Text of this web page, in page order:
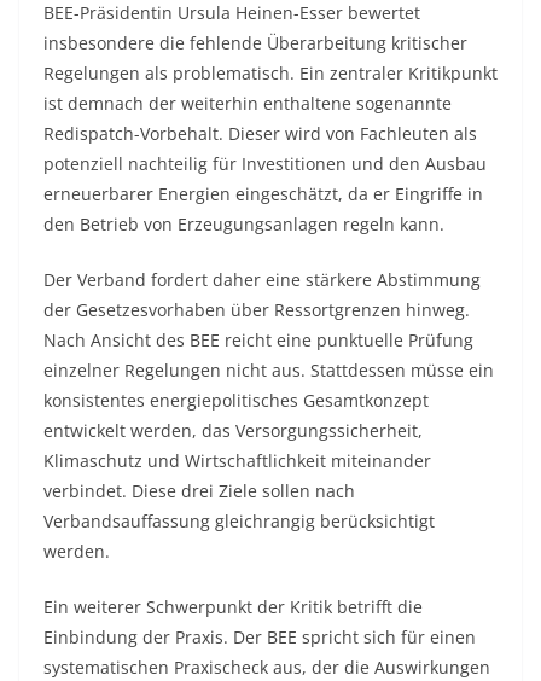
BEE-Präsidentin Ursula Heinen-Esser bewertet
insbesondere die fehlende Überarbeitung kritischer
Regelungen als problematisch. Ein zentraler Kritikpunkt
ist demnach der weiterhin enthaltene sogenannte
Redispatch-Vorbehalt. Dieser wird von Fachleuten als
potenziell nachteilig für Investitionen und den Ausbau
erneuerbarer Energien eingeschätzt, da er Eingriffe in
den Betrieb von Erzeugungsanlagen regeln kann.
Der Verband fordert daher eine stärkere Abstimmung
der Gesetzesvorhaben über Ressortgrenzen hinweg.
Nach Ansicht des BEE reicht eine punktuelle Prüfung
einzelner Regelungen nicht aus. Stattdessen müsse ein
konsistentes energiepolitisches Gesamtkonzept
entwickelt werden, das Versorgungssicherheit,
Klimaschutz und Wirtschaftlichkeit miteinander
verbindet. Diese drei Ziele sollen nach
Verbandsauffassung gleichrangig berücksichtigt
werden.
Ein weiterer Schwerpunkt der Kritik betrifft die
Einbindung der Praxis. Der BEE spricht sich für einen
systematischen Praxischeck aus, der die Auswirkungen